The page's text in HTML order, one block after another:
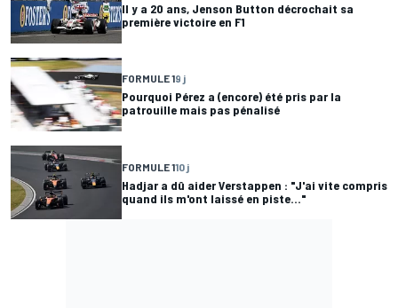
Il y a 20 ans, Jenson Button décrochait sa
première victoire en F1
FORMULE 19 j
Pourquoi Pérez a (encore) été pris par la
patrouille mais pas pénalisé
FORMULE 110 j
Hadjar a dû aider Verstappen : "J'ai vite compris
quand ils m'ont laissé en piste..."